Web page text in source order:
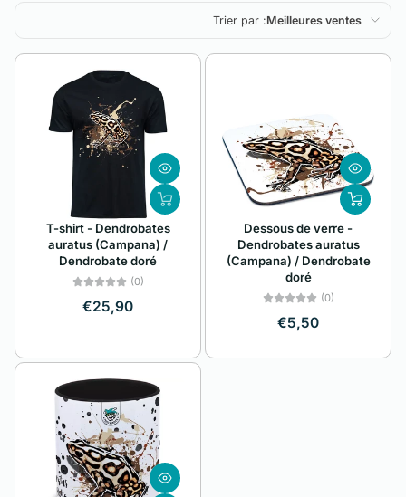
Trier par :Meilleures ventes
En vedette
Meilleures ventes
Alphabétique, de
A à Z
Alphabétique, de
Z à A
Prix: faible à élevé
Prix: élevé à faible
Date, de la plus
T-shirt - Dendrobates
auratus (Campana) /
Dendrobate doré
(0)
€25,90
Dessous de verre -
Dendrobates auratus
(Campana) / Dendrobate
doré
(0)
€5,50